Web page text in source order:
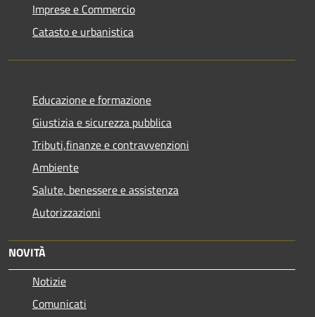
Imprese e Commercio
Catasto e urbanistica
Educazione e formazione
Giustizia e sicurezza pubblica
Tributi,finanze e contravvenzioni
Ambiente
Salute, benessere e assistenza
Autorizzazioni
NOVITÀ
Notizie
Comunicati